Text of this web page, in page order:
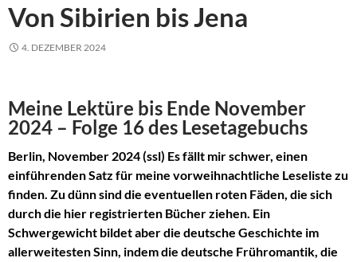
Von Sibirien bis Jena
4. DEZEMBER 2024
Meine Lektüre bis Ende November
2024 – Folge 16 des Lesetagebuchs
Berlin, November 2024 (ssl) Es fällt mir schwer, einen
einführenden Satz für meine vorweihnachtliche Leseliste zu
finden. Zu dünn sind die eventuellen roten Fäden, die sich
durch die hier registrierten Bücher ziehen. Ein
Schwergewicht bildet aber die deutsche Geschichte im
allerweitesten Sinn, indem die deutsche Frühromantik, die